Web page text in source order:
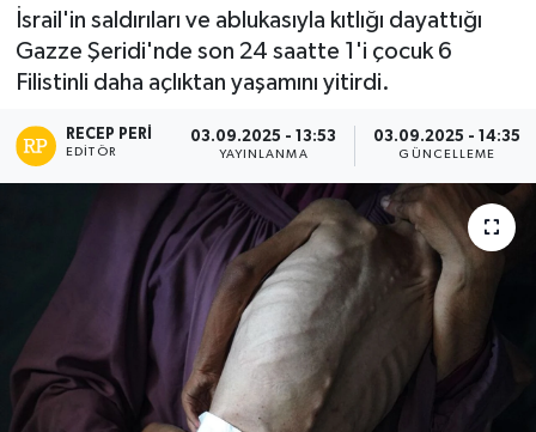
İsrail'in saldırıları ve ablukasıyla kıtlığı dayattığı
Gazze Şeridi'nde son 24 saatte 1'i çocuk 6
Filistinli daha açlıktan yaşamını yitirdi.
RECEP PERI
EDITÖR
03.09.2025 - 13:53
YAYINLANMA
03.09.2025 - 14:35
GÜNCELLEME
Haber Arşivi